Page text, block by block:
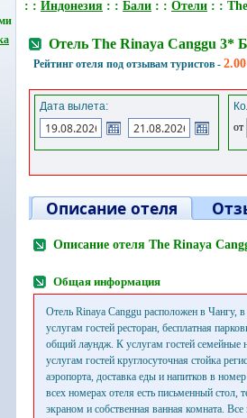
: : Индонезия : : Бали : : Отели : :
Отель The Rinaya Canggu 3*
Рейтинг отеля под отзывам туристов -
Дата вылета:
от
Описание отеля
Описание отеля The Rinaya
Общая информация
Отель Rinaya Canggu расположен в Чангу,
услугам гостей ресторан, бесплатная
общий лаундж. К услугам гостей семейные
услугам гостей круглосуточная стойка
аэропорта, доставка еды и напитков в
всех номерах отеля есть письменный стол,
экраном и собственная ванная комната.